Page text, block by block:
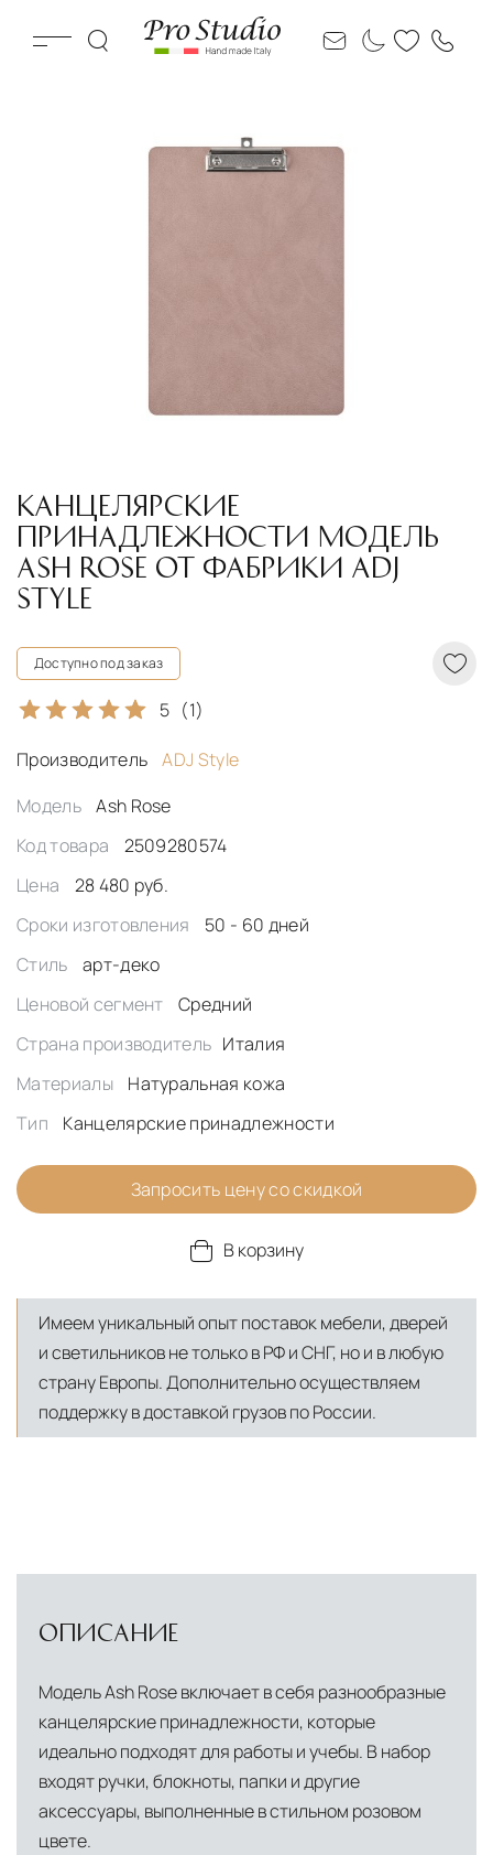
КАНЦЕЛЯРСКИЕ
ПРИНАДЛЕЖНОСТИ МОДЕЛЬ
ASH ROSE ОТ ФАБРИКИ ADJ
STYLE
Доступно под заказ
5 (1)
Производитель
ADJ Style
Модель
Ash Rose
Код товара
2509280574
Цена
28 480 руб.
Сроки изготовления
50 - 60 дней
Стиль
арт-деко
Ценовой сегмент
Средний
Страна производитель Италия
Материалы
Натуральная кожа
Тип
Канцелярские принадлежности
Запросить цену со скидкой
В корзину
Имеем уникальный опыт поставок мебели, дверей
и светильников не только в РФ и СНГ, но и в любую
страну Европы. Дополнительно осуществляем
поддержку в доставкой грузов по России.
ОПИСАНИЕ
Модель Ash Rose включает в себя разнообразные
канцелярские принадлежности, которые
идеально подходят для работы и учебы. В набор
входят ручки, блокноты, папки и другие
аксессуары, выполненные в стильном розовом
цвете.